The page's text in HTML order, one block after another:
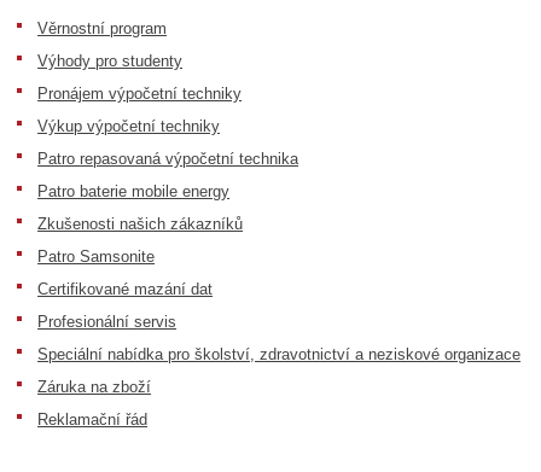
Věrnostní program
Výhody pro studenty
Pronájem výpočetní techniky
Výkup výpočetní techniky
Patro repasovaná výpočetní technika
Patro baterie mobile energy
Zkušenosti našich zákazníků
Patro Samsonite
Certifikované mazání dat
Profesionální servis
Speciální nabídka pro školství, zdravotnictví a neziskové organizace
Záruka na zboží
Reklamační řád